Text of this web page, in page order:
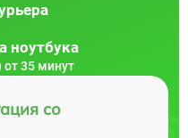
ноутбука
от 35 минут
со